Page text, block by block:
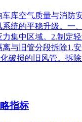
库空气质量与消
统的平稳升级。
集中区域。2.制
与旧管分段拆除
破损的旧风管。拆
指标